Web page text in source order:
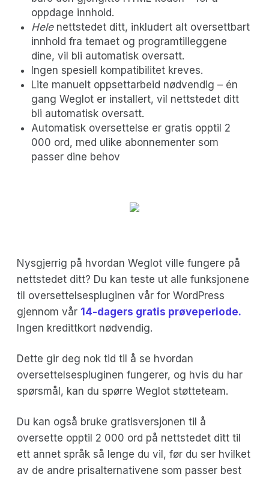
oppdage innhold.
Helenettstedet ditt, inkludert alt oversettbart
innhold fra temaet og programtilleggene
dine, vil bli automatisk oversatt.
Ingen spesiell kompatibilitet kreves.
Lite manuelt oppsettarbeid nødvendig – én
gang Weglot er installert, vil nettstedet ditt
bli automatisk oversatt.
Automatisk oversettelse er gratis opptil 2
000 ord, med ulike abonnementer som
passer dine behov
Nysgjerrig på hvordan Weglot ville fungere på
nettstedet ditt? Du kan teste ut alle funksjonene
til oversettelsespluginen vår for WordPress
gjennom vår 14-dagers gratis prøveperiode.
Ingen kredittkort nødvendig.
Dette gir deg nok tid til å se hvordan
oversettelsespluginen fungerer, og hvis du har
spørsmål, kan du spørre Weglot støtteteam.
Du kan også bruke gratisversjonen til å
oversette opptil 2 000 ord på nettstedet ditt til
ett annet språk så lenge du vil, før du ser hvilket
av de andre prisalternativene som passer best